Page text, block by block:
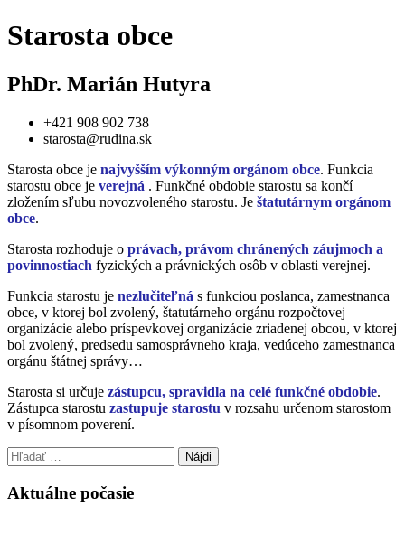
Starosta obce
PhDr. Marián Hutyra
+421 908 902 738
starosta@rudina.sk
Starosta obce je najvyšším výkonným orgánom obce. Funkcia
starostu obce je verejná . Funkčné obdobie starostu sa končí
zložením sľubu novozvoleného starostu. Je štatutárnym orgánom
obce.
Starosta rozhoduje o právach, právom chránených záujmoch a
povinnostiach fyzických a právnických osôb v oblasti verejnej.
Funkcia starostu je nezlučiteľná s funkciou poslanca, zamestnanca
obce, v ktorej bol zvolený, štatutárneho orgánu rozpočtovej
organizácie alebo príspevkovej organizácie zriadenej obcou, v ktorej
bol zvolený, predsedu samosprávneho kraja, vedúceho zamestnanca
orgánu štátnej správy…
Starosta si určuje zástupcu, spravidla na celé funkčné obdobie.
Zástupca starostu zastupuje starostu v rozsahu určenom starostom
v písomnom poverení.
Hľadať:
Aktuálne počasie